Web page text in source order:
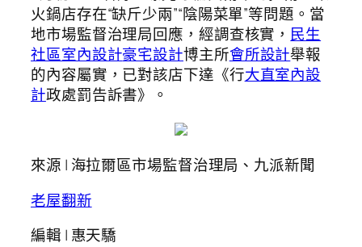
火鍋店存在“缺斤少兩”“陰陽菜單”等問題。當
地市場監督治理局回應，經調查核實， 民生
社區室內設計豪宅設計博主所會所設計舉報
的內容屬實，已對該店下達《行大直室內設
計政處罰告訴書》。
來源 | 海拉爾區市場監督治理局、九派新聞
老屋翻新
編輯 | 惠天驕